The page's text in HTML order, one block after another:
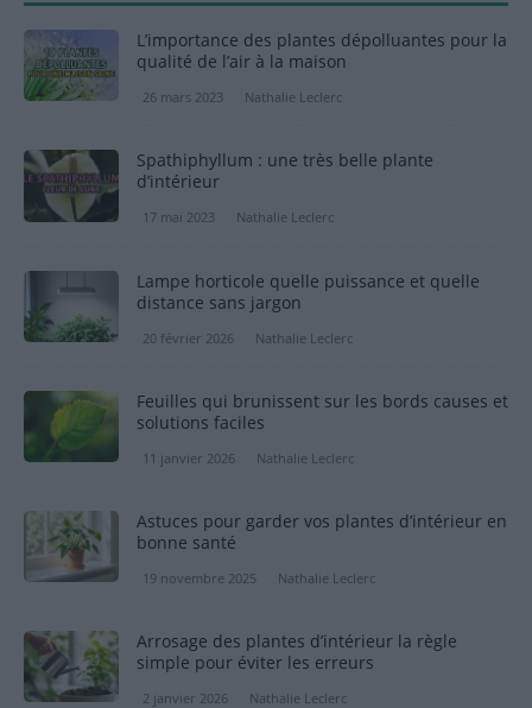
L’importance des plantes dépolluantes pour la
qualité de l’air à la maison
26 mars 2023 Nathalie Leclerc
Spathiphyllum : une très belle plante
d’intérieur
17 mai 2023 Nathalie Leclerc
Lampe horticole quelle puissance et quelle
distance sans jargon
20 février 2026 Nathalie Leclerc
Feuilles qui brunissent sur les bords causes et
solutions faciles
11 janvier 2026 Nathalie Leclerc
Astuces pour garder vos plantes d’intérieur en
bonne santé
19 novembre 2025 Nathalie Leclerc
Arrosage des plantes d’intérieur la règle
simple pour éviter les erreurs
2 janvier 2026 Nathalie Leclerc